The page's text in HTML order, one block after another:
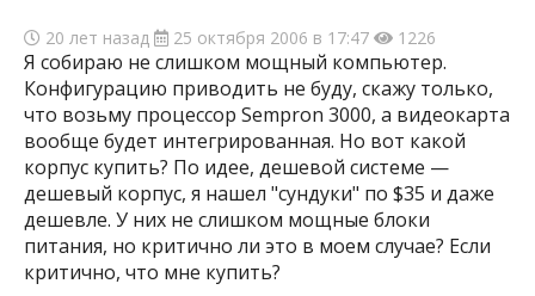
20 лет назад 25 октября 2006 в 17:47 1226
Я собираю не слишком мощный компьютер.
Конфигурацию приводить не буду, скажу только,
что возьму процессор Sempron 3000, а видеокарта
вообще будет интегрированная. Но вот какой
корпус купить? По идее, дешевой системе —
дешевый корпус, я нашел "сундуки" по $35 и даже
дешевле. У них не слишком мощные блоки
питания, но критично ли это в моем случае? Если
критично, что мне купить?